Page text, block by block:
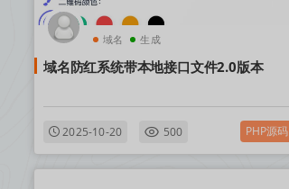
域名 生成
域名防红系统带本地接口文件2.0版本
2025-10-20 500 PHP源码